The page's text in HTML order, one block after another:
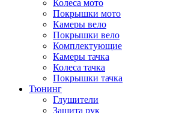
Колеса мото
Покрышки мото
Камеры вело
Покрышки вело
Комплектующие
Камеры тачка
Колеса тачка
Покрышки тачка
Тюнинг
Глушители
Защита рук